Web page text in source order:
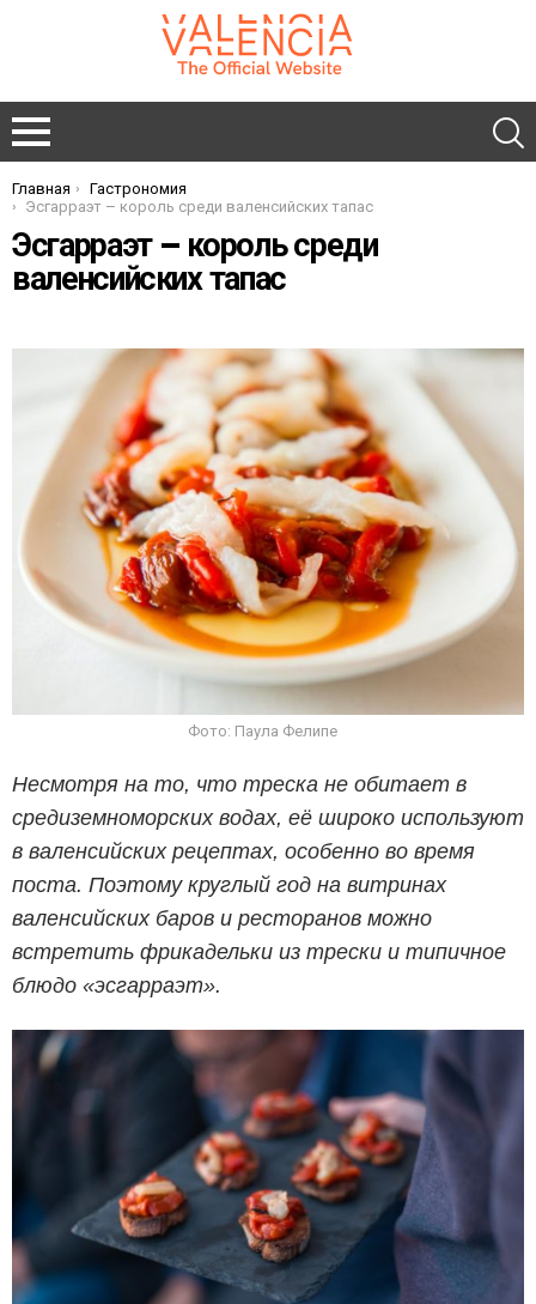
You are here:
Главная Гастрономия
Эсгарраэт – король среди валенсийских тапас
Эсгарраэт – король среди
валенсийских тапас
Фото: Паула Фелипе
Несмотря на то, что треска не обитает в
средиземноморских водах, её широко используют
в валенсийских рецептах, особенно во время
поста. Поэтому круглый год на витринах
валенсийских баров и ресторанов можно
встретить фрикадельки из трески и типичное
блюдо «эсгарраэт».